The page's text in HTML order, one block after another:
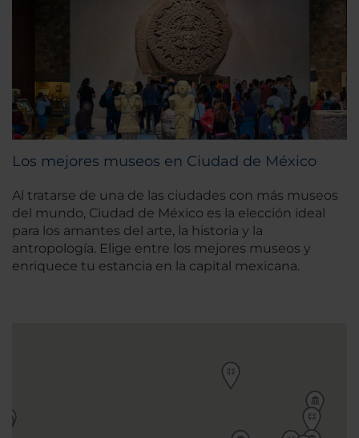
Los mejores museos en Ciudad de México
Al tratarse de una de las ciudades con más museos
del mundo, Ciudad de México es la elección ideal
para los amantes del arte, la historia y la
antropología. Elige entre los mejores museos y
enriquece tu estancia en la capital mexicana.